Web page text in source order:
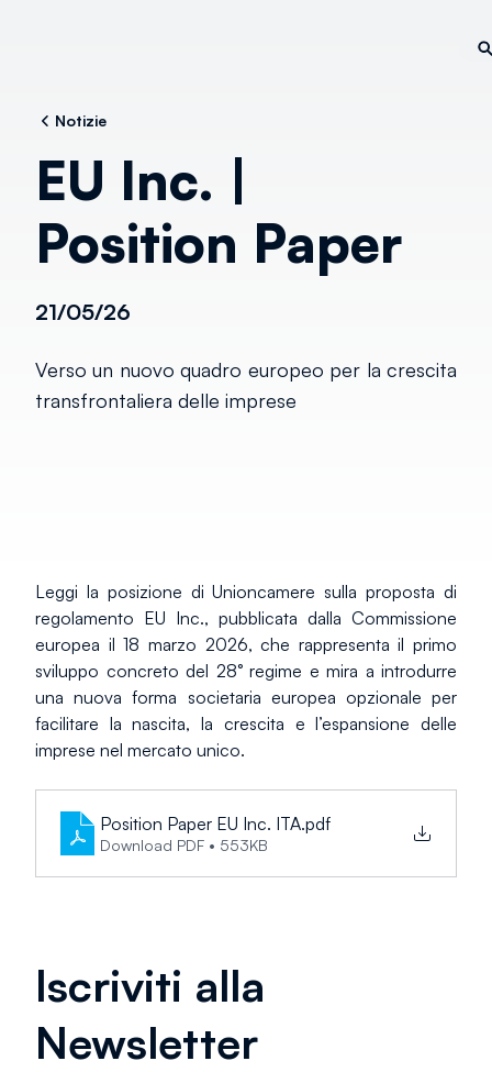
Notizie
EU Inc. |
Position Paper
21/05/26
Verso un nuovo quadro europeo per la crescita
transfrontaliera delle imprese
Leggi la posizione di Unioncamere sulla proposta di
regolamento EU Inc., pubblicata dalla Commissione
europea il 18 marzo 2026, che rappresenta il primo
sviluppo concreto del 28° regime e mira a introdurre
una nuova forma societaria europea opzionale per
facilitare la nascita, la crescita e l’espansione delle
imprese nel mercato unico.
Position Paper EU Inc. ITA.pdf
Download PDF • 553KB
Iscriviti alla
Newsletter